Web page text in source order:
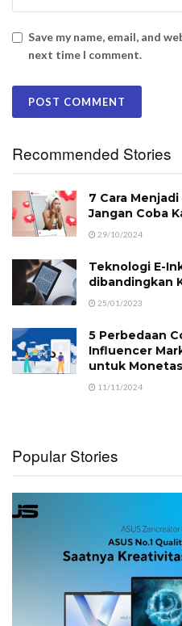
Save my name, email, and
next time I comment.
Recommended Stories
7 Cara
Jangan Coba
29/10/2024
Teknologi E-
dibandingkan
25/01/2023
5 Perbedaan
Influencer
untuk
11/11/2024
Popular Stories